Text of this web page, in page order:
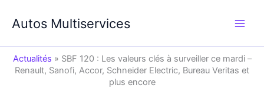
Autos Multiservices
Actualités » SBF 120 : Les valeurs clés à surveiller ce mardi –
Renault, Sanofi, Accor, Schneider Electric, Bureau Veritas et
plus encore